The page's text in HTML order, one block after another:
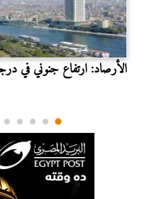
الأرصاد: ارتفاع جنوني في درجات